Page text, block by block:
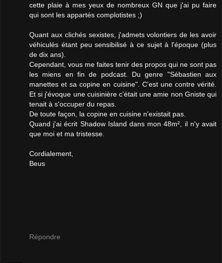
cette plaie à mes yeux de nombreux GN que j'ai pu faire
qui sont les appartés complotistes ;)
Quant aux clichés sexistes, j'admets volontiers de les avoir
véhiculés étant peu sensibilisé à ce sujet à l'époque (plus
de dix ans).
Cependant, vous me faites tenir des propos qui ne sont pas
les miens en fin de podcast. Du genre "Sébastien aux
manettes et sa copine en cuisine". C'est une contre vérité.
Et si j'évoque une cuisinière c'était une amie non Gniste qui
tenait à s'occuper du repas.
De toute façon, la copine en cuisine n'existait pas.
Quand j'ai écrit Shadow Island dans mon 48m², il n'y avait
que moi et ma tristesse.
Cordialement,
Beus
Répondre